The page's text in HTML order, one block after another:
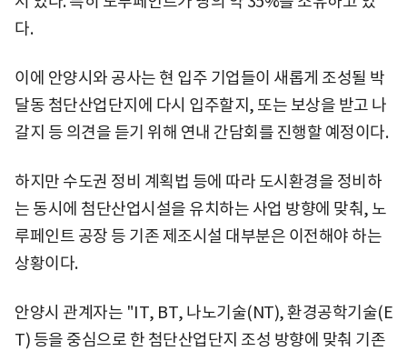
다.
이에 안양시와 공사는 현 입주 기업들이 새롭게 조성될 박
달동 첨단산업단지에 다시 입주할지, 또는 보상을 받고 나
갈지 등 의견을 듣기 위해 연내 간담회를 진행할 예정이다.
하지만 수도권 정비 계획법 등에 따라 도시환경을 정비하
는 동시에 첨단산업시설을 유치하는 사업 방향에 맞춰, 노
루페인트 공장 등 기존 제조시설 대부분은 이전해야 하는
상황이다.
안양시 관계자는 "IT, BT, 나노기술(NT), 환경공학기술(E
T) 등을 중심으로 한 첨단산업단지 조성 방향에 맞춰 기존